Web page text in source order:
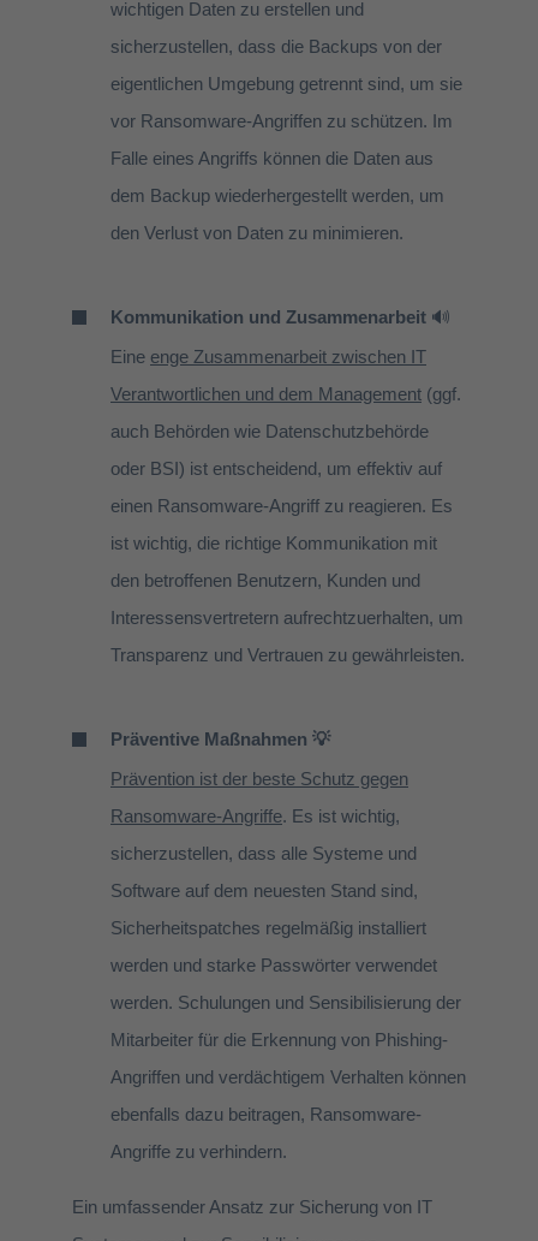
wichtigen Daten zu erstellen und
sicherzustellen, dass die Backups von der
eigentlichen Umgebung getrennt sind, um sie
vor Ransomware-Angriffen zu schützen. Im
Falle eines Angriffs können die Daten aus
dem Backup wiederhergestellt werden, um
den Verlust von Daten zu minimieren.
Kommunikation und Zusammenarbeit 🔊
Eine enge Zusammenarbeit zwischen IT
Verantwortlichen und dem Management (ggf.
auch Behörden wie Datenschutzbehörde
oder BSI) ist entscheidend, um effektiv auf
einen Ransomware-Angriff zu reagieren. Es
ist wichtig, die richtige Kommunikation mit
den betroffenen Benutzern, Kunden und
Interessensvertretern aufrechtzuerhalten, um
Transparenz und Vertrauen zu gewährleisten.
Präventive Maßnahmen 💡
Prävention ist der beste Schutz gegen
Ransomware-Angriffe. Es ist wichtig,
sicherzustellen, dass alle Systeme und
Software auf dem neuesten Stand sind,
Sicherheitspatches regelmäßig installiert
werden und starke Passwörter verwendet
werden. Schulungen und Sensibilisierung der
Mitarbeiter für die Erkennung von Phishing-
Angriffen und verdächtigem Verhalten können
ebenfalls dazu beitragen, Ransomware-
Angriffe zu verhindern.
Ein umfassender Ansatz zur Sicherung von IT